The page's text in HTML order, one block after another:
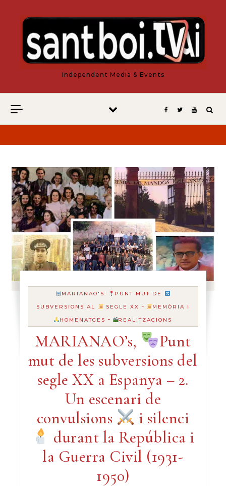
Independent Media & Events
MARIANAO'S:
PUNT MUT DE
SUBVERSIONS AL
SEGLE XX -
MEMÒRIA I
HOMENATGES - REALITZACIONS
MARIANAO’s,
Punt
mut de les subversions del
segle XX a Espanya – 2.
Un escenari de
convulsions
i silenci
durant la República i
la Guerra Civil (1931-
1950)